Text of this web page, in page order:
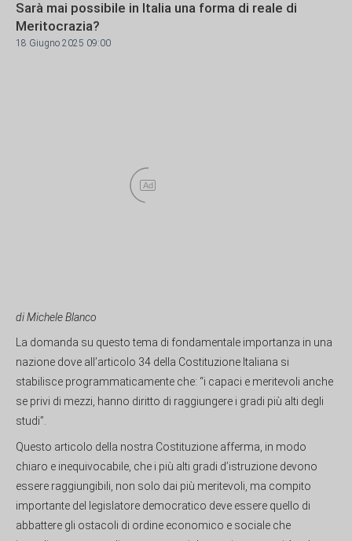
Sarà mai possibile in Italia una forma di reale di
Meritocrazia?
18 Giugno 2025 09:00
Ad
di Michele Blanco
La domanda su questo tema di fondamentale importanza in una
nazione dove all’articolo 34 della Costituzione Italiana si
stabilisce programmaticamente che: “i capaci e meritevoli anche
se privi di mezzi, hanno diritto di raggiungere i gradi più alti degli
studi”.
Questo articolo della nostra Costituzione afferma, in modo
chiaro e inequivocabile, che i più alti gradi d’istruzione devono
essere raggiungibili, non solo dai più meritevoli, ma compito
importante del legislatore democratico deve essere quello di
abbattere gli ostacoli di ordine economico e sociale che